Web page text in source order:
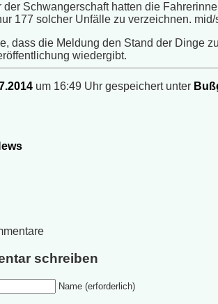
der Schwangerschaft hatten die
177 solcher Unfälle zu verzeichnen. mid/
dass die Meldung den Stand der Dinge
wiedergibt.
um 16:49 Uhr gespeichert unter
schreiben
Name (erforderlich)